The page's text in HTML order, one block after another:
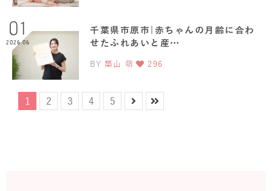
01
2026.06
千葉県市原市|赤ちゃんの月齢に合わ
せたふれあいと産…
BY 築山 萌 296
1 2 3 4 5